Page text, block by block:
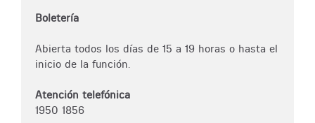
Boletería
Abierta todos los días de 15 a 19 horas o hasta el
inicio de la función.
Atención telefónica
1950 1856